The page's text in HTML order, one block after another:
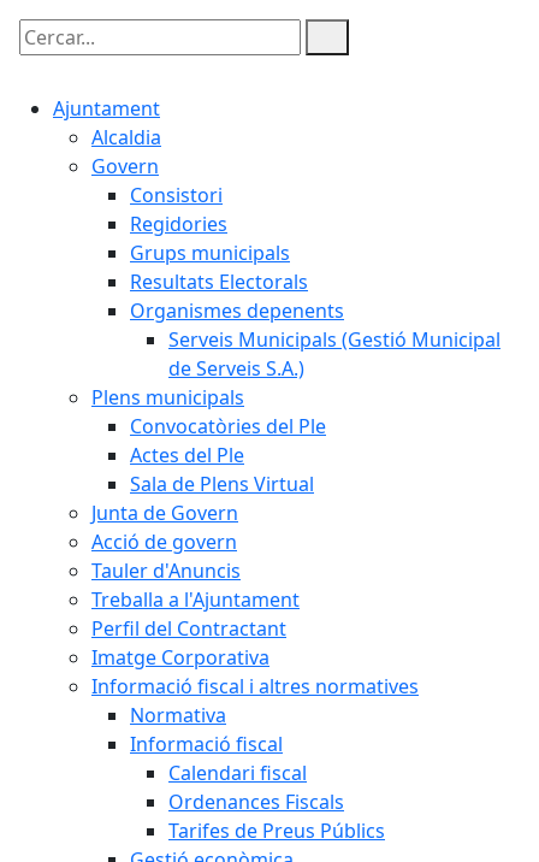
Cercar:
Ajuntament
Alcaldia
Govern
Consistori
Regidories
Grups municipals
Resultats Electorals
Organismes depenents
Serveis Municipals (Gestió Municipal
de Serveis S.A.)
Plens municipals
Convocatòries del Ple
Actes del Ple
Sala de Plens Virtual
Junta de Govern
Acció de govern
Tauler d'Anuncis
Treballa a l'Ajuntament
Perfil del Contractant
Imatge Corporativa
Informació fiscal i altres normatives
Normativa
Informació fiscal
Calendari fiscal
Ordenances Fiscals
Tarifes de Preus Públics